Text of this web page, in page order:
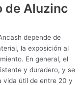
de Aluzinc
depende de
la exposición al
En general, el
y duradero, y se
vida útil de entre 20 y